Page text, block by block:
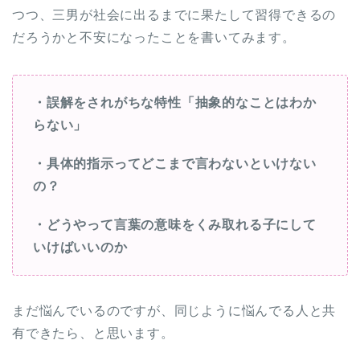
つつ、三男が社会に出るまでに果たして習得できるの
だろうかと不安になったことを書いてみます。
・誤解をされがちな特性「抽象的なことはわか
らない」
・具体的指示ってどこまで言わないといけない
の？
・どうやって言葉の意味をくみ取れる子にして
いけばいいのか
まだ悩んでいるのですが、同じように悩んでる人と共
有できたら、と思います。